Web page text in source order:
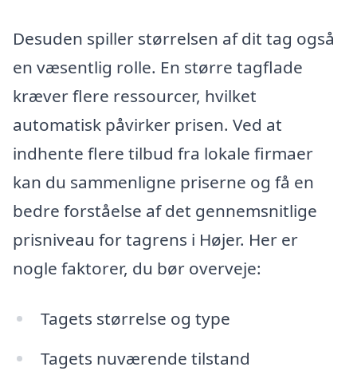
Desuden spiller størrelsen af dit tag også
en væsentlig rolle. En større tagflade
kræver flere ressourcer, hvilket
automatisk påvirker prisen. Ved at
indhente flere tilbud fra lokale firmaer
kan du sammenligne priserne og få en
bedre forståelse af det gennemsnitlige
prisniveau for tagrens i Højer. Her er
nogle faktorer, du bør overveje:
Tagets størrelse og type
Tagets nuværende tilstand